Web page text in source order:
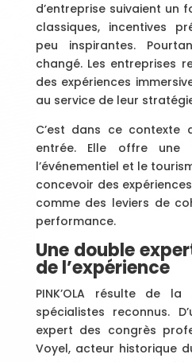
d’entreprise suivaient un
classiques, incentives
peu inspirantes.
changé. Les entreprises
des expériences
au service de leur
C’est dans ce contexte
entrée. Elle offre une
l’événementiel et le
concevoir des
comme des leviers de
performance.
Une double
de l’expérience
PINK’OLA résulte de
spécialistes reconnus.
expert des congrès
Voyel, acteur historique